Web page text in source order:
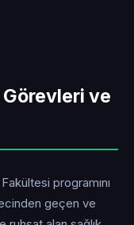
ve
programını
geçen ve